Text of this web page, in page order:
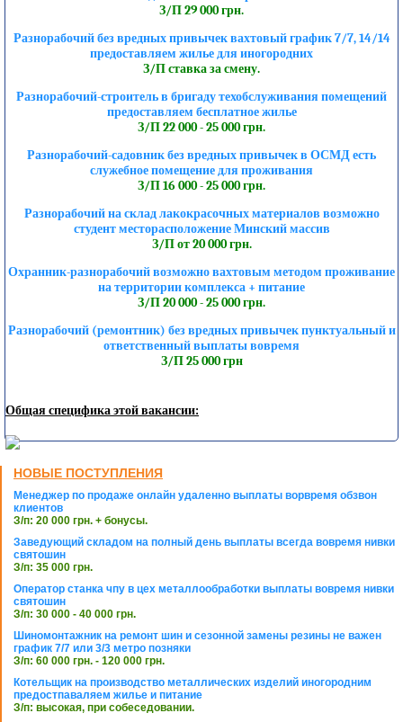
З/П 29 000 грн.
Разнорабочий без вредных привычек вахтовый график 7/7, 14/14
предоставляем жилье для иногородних
З/П ставка за смену.
Разнорабочий-строитель в бригаду техобслуживания помещений
предоставляем бесплатное жилье
З/П 22 000 - 25 000 грн.
Разнорабочий-садовник без вредных привычек в ОСМД есть
служебное помещение для проживания
З/П 16 000 - 25 000 грн.
Разнорабочий на склад лакокрасочных материалов возможно
студент месторасположение Минский массив
З/П от 20 000 грн.
Охранник-разнорабочий возможно вахтовым методом проживание
на территории комплекса + питание
З/П 20 000 - 25 000 грн.
Разнорабочий (ремонтник) без вредных привычек пунктуальный и
ответственный выплаты вовремя
З/П 25 000 грн
Общая специфика этой вакансии:
НОВЫЕ ПОСТУПЛЕНИЯ
Менеджер по продаже онлайн удаленно выплаты ворвремя обзвон
клиентов
З/п: 20 000 грн. + бонусы.
Заведующий складом на полный день выплаты всегда вовремя нивки
святошин
З/п: 35 000 грн.
Оператор станка чпу в цех металлообработки выплаты вовремя нивки
святошин
З/п: 30 000 - 40 000 грн.
Шиномонтажник на ремонт шин и сезонной замены резины не важен
график 7/7 или 3/3 метро позняки
З/п: 60 000 грн. - 120 000 грн.
Котельщик на производство металлических изделий иногородним
предостпаваляем жилье и питание
З/п: высокая, при собеседовании.